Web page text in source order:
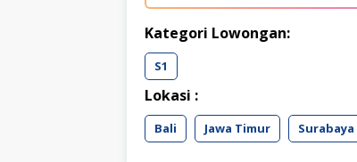
Kategori Lowongan:
S1
Lokasi :
Bali Jawa Timur Surabaya